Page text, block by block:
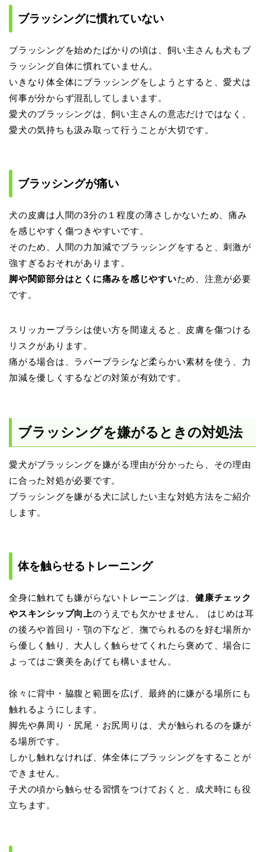
ブラッシングに慣れていない
ブラッシングを始めたばかりの頃は、飼い主さんも犬もブ
ラッシング自体に慣れていません。
いきなり体全体にブラッシングをしようとすると、愛犬は
何事が分からず混乱してしまいます。
愛犬のブラッシングは、飼い主さんの意志だけではなく、
愛犬の気持ちも汲み取って行うことが大切です。
ブラッシングが痛い
犬の皮膚は人間の3分の１程度の薄さしかないため、痛み
を感じやすく傷つきやすいです。
そのため、人間の力加減でブラッシングをすると、刺激が
強すぎるおそれがあります。
脚や関節部分はとくに痛みを感じやすいため、注意が必要
です。
スリッカーブラシは使い方を間違えると、皮膚を傷つける
リスクがあります。
痛がる場合は、ラバーブラシなど柔らかい素材を使う、力
加減を優しくするなどの対策が有効です。
ブラッシングを嫌がるときの対処法
愛犬がブラッシングを嫌がる理由が分かったら、その理由
に合った対処が必要です。
ブラッシングを嫌がる犬に試したい主な対処方法をご紹介
します。
体を触らせるトレーニング
全身に触れても嫌がらないトレーニングは、健康チェック
やスキンシップ向上のうえでも欠かせません。 はじめは耳
の後ろや首回り・顎の下など、撫でられるのを好む場所か
ら優しく触り、大人しく触らせてくれたら褒めて、場合に
よってはご褒美をあげても構いません。
徐々に背中・脇腹と範囲を広げ、最終的に嫌がる場所にも
触れるようにします。
脚先や鼻周り・尻尾・お尻周りは、犬が触られるのを嫌が
る場所です。
しかし触れなければ、体全体にブラッシングをすることが
できません。
子犬の頃から触らせる習慣をつけておくと、成犬時にも役
立ちます。